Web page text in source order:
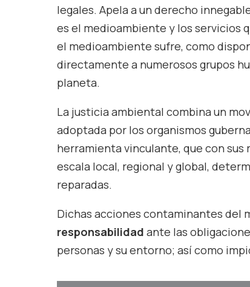
legales. Apela a un derecho
es el medioambiente y los servicios
el medioambiente sufre, como
directamente a numerosos grupos
planeta.
La justicia ambiental combina un
adoptada por los organismos
herramienta vinculante, que con
escala local, regional y global,
reparadas.
Dichas acciones contaminantes del
responsabilidad ante las
personas y su entorno; así como